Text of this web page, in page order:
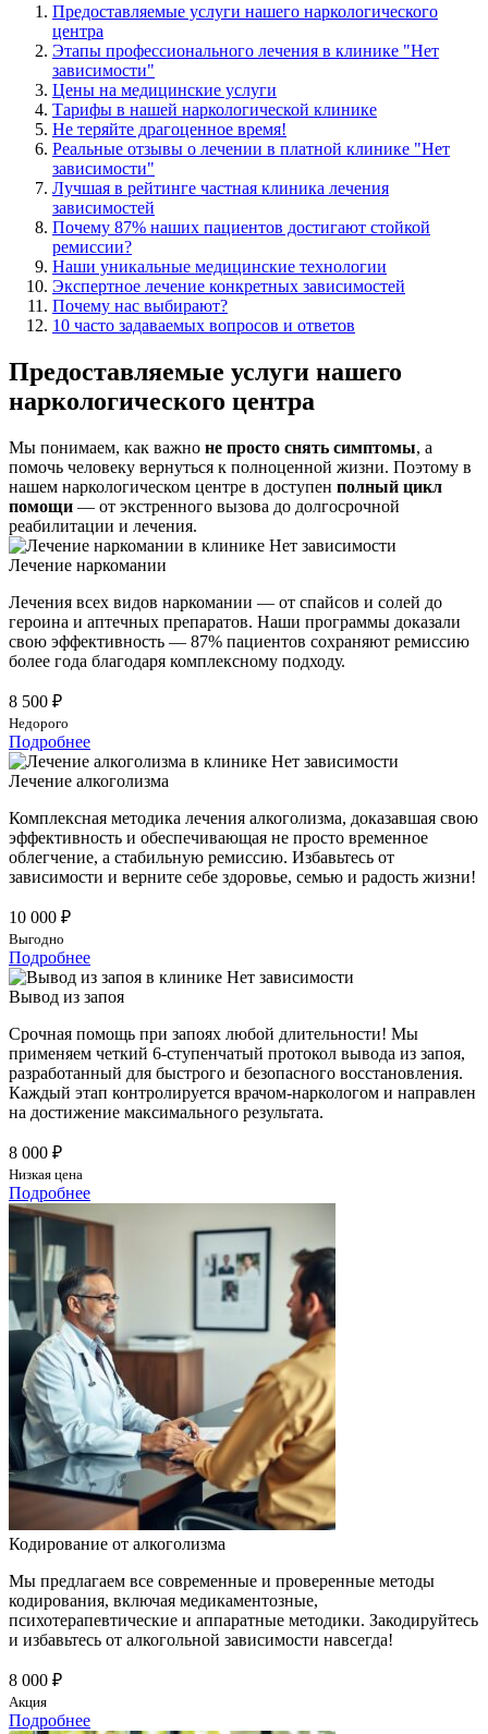
Предоставляемые услуги нашего наркологического
центра
Этапы профессионального лечения в клинике "Нет
зависимости"
Цены на медицинские услуги
Тарифы в нашей наркологической клинике
Не теряйте драгоценное время!
Реальные отзывы о лечении в платной клинике "Нет
зависимости"
Лучшая в рейтинге частная клиника лечения
зависимостей
Почему 87% наших пациентов достигают стойкой
ремиссии?
Наши уникальные медицинские технологии
Экспертное лечение конкретных зависимостей
Почему нас выбирают?
10 часто задаваемых вопросов и ответов
Предоставляемые услуги нашего
наркологического центра
Мы понимаем, как важно не просто снять симптомы, а
помочь человеку вернуться к полноценной жизни. Поэтому в
нашем наркологическом центре в доступен полный цикл
помощи — от экстренного вызова до долгосрочной
реабилитации и лечения.
Лечение наркомании
Лечения всех видов наркомании — от спайсов и солей до
героина и аптечных препаратов. Наши программы доказали
свою эффективность — 87% пациентов сохраняют ремиссию
более года благодаря комплексному подходу.
8 500 ₽
Недорого
Подробнее
Лечение алкоголизма
Комплексная методика лечения алкоголизма, доказавшая свою
эффективность и обеспечивающая не просто временное
облегчение, а стабильную ремиссию. Избавьтесь от
зависимости и верните себе здоровье, семью и радость жизни!
10 000 ₽
Выгодно
Подробнее
Вывод из запоя
Срочная помощь при запоях любой длительности! Мы
применяем четкий 6-ступенчатый протокол вывода из запоя,
разработанный для быстрого и безопасного восстановления.
Каждый этап контролируется врачом-наркологом и направлен
на достижение максимального результата.
8 000 ₽
Низкая цена
Подробнее
Кодирование от алкоголизма
Мы предлагаем все современные и проверенные методы
кодирования, включая медикаментозные,
психотерапевтические и аппаратные методики. Закодируйтесь
и избавьтесь от алкогольной зависимости навсегда!
8 000 ₽
Акция
Подробнее